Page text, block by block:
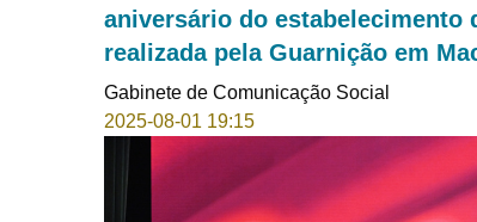
aniversário do estabelecimento
realizada pela Guarnição em
Gabinete de Comunicação Social
2025-08-01 19:15